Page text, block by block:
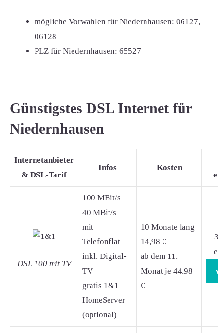
mögliche Vorwahlen für Niedernhausen: 06127,
06128
PLZ für Niedernhausen: 65527
Günstigstes DSL Internet für
Niedernhausen
Internetanbieter
& DSL-Tarif
Infos Kosten
DSL 100 mit TV
100 MBit/s
40 MBit/s
mit
Telefonflat
inkl. Digital-
TV
gratis 1&1
HomeServer
(optional)
10 Monate lang
14,98 €
ab dem 11.
Monat je 44,98
€